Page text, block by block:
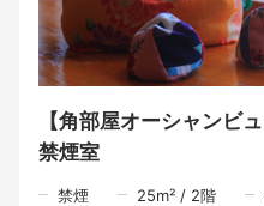
食材や器は、目に見える「モノ
けれど、その向こうにある人の
切な人と過ごす時間が重なっ
く、心に残る「思い出」になる
潮香ノ宿 髙平屋が届けたいの
窓を開けたときに感じる海の香
地元の人との何気ない会話。
【角部屋オーシャンビ
禁煙室
禁煙 25m² / 2階